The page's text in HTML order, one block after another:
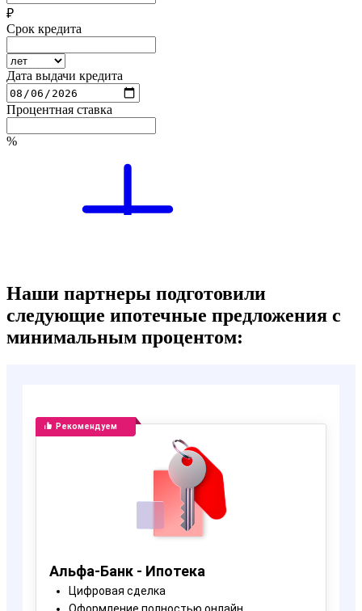
Наши партнеры подготовили
следующие ипотечные предложения с
минимальным процентом: